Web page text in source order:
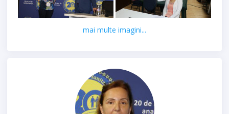
mai multe imagini...